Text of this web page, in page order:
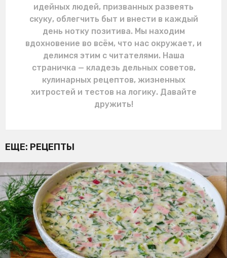
идейных людей, призванных развеять
скуку, облегчить быт и внести в каждый
день нотку позитива. Мы находим
вдохновение во всём, что нас окружает, и
делимся этим с читателями. Наша
страничка — кладезь дельных советов,
кулинарных рецептов, жизненных
хитростей и тестов на логику. Давайте
дружить!
ЕЩЕ: РЕЦЕПТЫ